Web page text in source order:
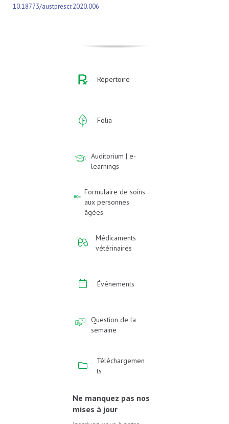
10.18773/austprescr.2020.006
Répertoire
Folia
Auditorium | e-
learnings
Formulaire de soins
aux personnes
âgées
Médicaments
vétérinaires
Événements
Question de la
semaine
Téléchargemen
ts
Ne manquez pas nos
mises à jour